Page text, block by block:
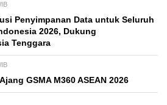
Penyimpanan Data untuk Seluruh
2026, Dukung
Tenggara
GSMA M360 ASEAN 2026